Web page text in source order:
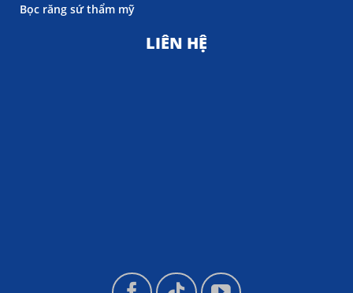
Bọc răng sứ thẩm mỹ
LIÊN HỆ